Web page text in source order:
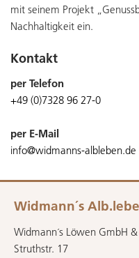
mit seinem Projekt
Nachhaltigkeit ein.
Kontakt
per Telefon
+49 (0)7328 96 27-0
per E-Mail
info@widmanns-albleben.de
Widmann´s
Widmann´s Löwen GmbH
Struthstr. 17